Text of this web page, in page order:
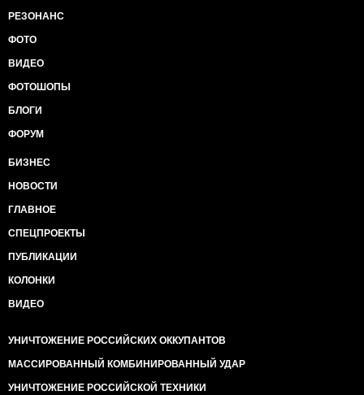
РЕЗОНАНС
ФОТО
ВИДЕО
ФОТОШОПЫ
БЛОГИ
ФОРУМ
БИЗНЕС
НОВОСТИ
ГЛАВНОЕ
СПЕЦПРОЕКТЫ
ПУБЛИКАЦИИ
КОЛОНКИ
ВИДЕО
УНИЧТОЖЕНИЕ РОССИЙСКИХ ОККУПАНТОВ
МАССИРОВАННЫЙ КОМБИНИРОВАННЫЙ УДАР
УНИЧТОЖЕНИЕ РОССИЙСКОЙ ТЕХНИКИ